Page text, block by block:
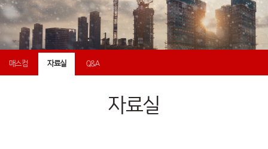
매스컴 자료실 Q&A
자료실